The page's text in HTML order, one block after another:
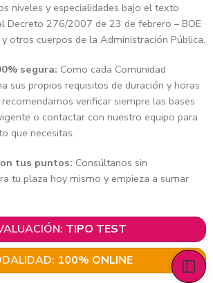
niveles y especialidades bajo el texto
Decreto 276/2007 de 23 de febrero – BOE
otros cuerpos de la Administración Pública.
segura: Como cada Comunidad
sus propios requisitos de duración y horas
verificar siempre las bases
o contactar con nuestro equipo para
que necesitas.
tus puntos: Consúltanos sin
tu plaza hoy mismo y empieza a sumar
TIPO TEST
100% ONLINE